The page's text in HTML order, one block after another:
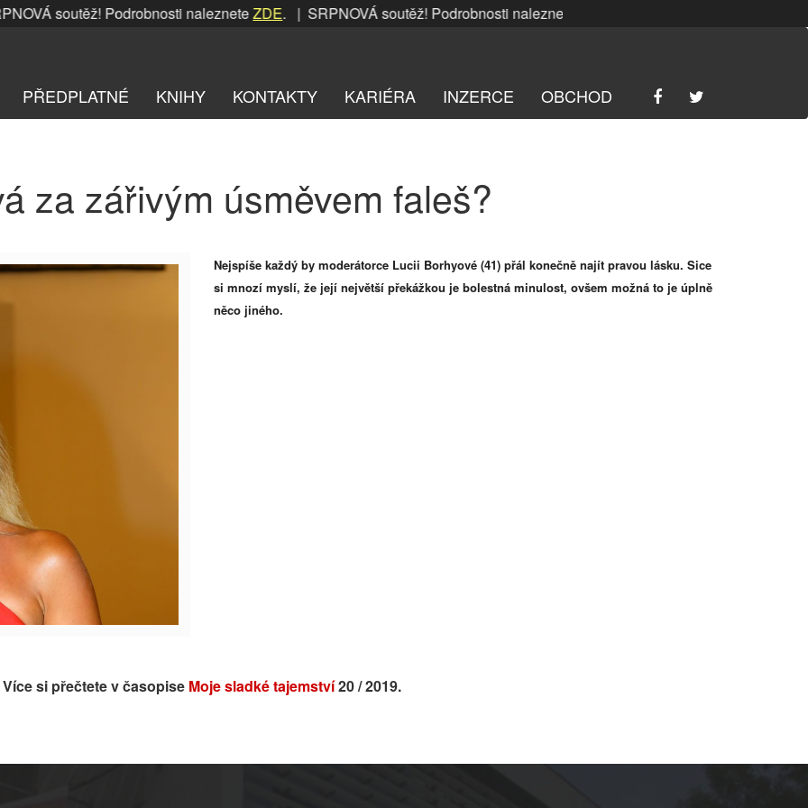
soutěž! Podrobnosti nalezneteZDE. | SRPNOVÁ soutěž! Podrobnosti nalezneteZDE
PŘEDPLATNÉ KNIHY KONTAKTY KARIÉRA INZERCE OBCHOD
za zářivým úsměvem faleš?
Nejspíše každý by moderátorce Lucii Borhyové (41) přál konečně najít pravou lásku. Sice
si mnozí myslí, že její největší překážkou je bolestná minulost, ovšem možná to je úplně
něco jiného.
Více si přečtete v časopise Moje sladké tajemství20 / 2019.